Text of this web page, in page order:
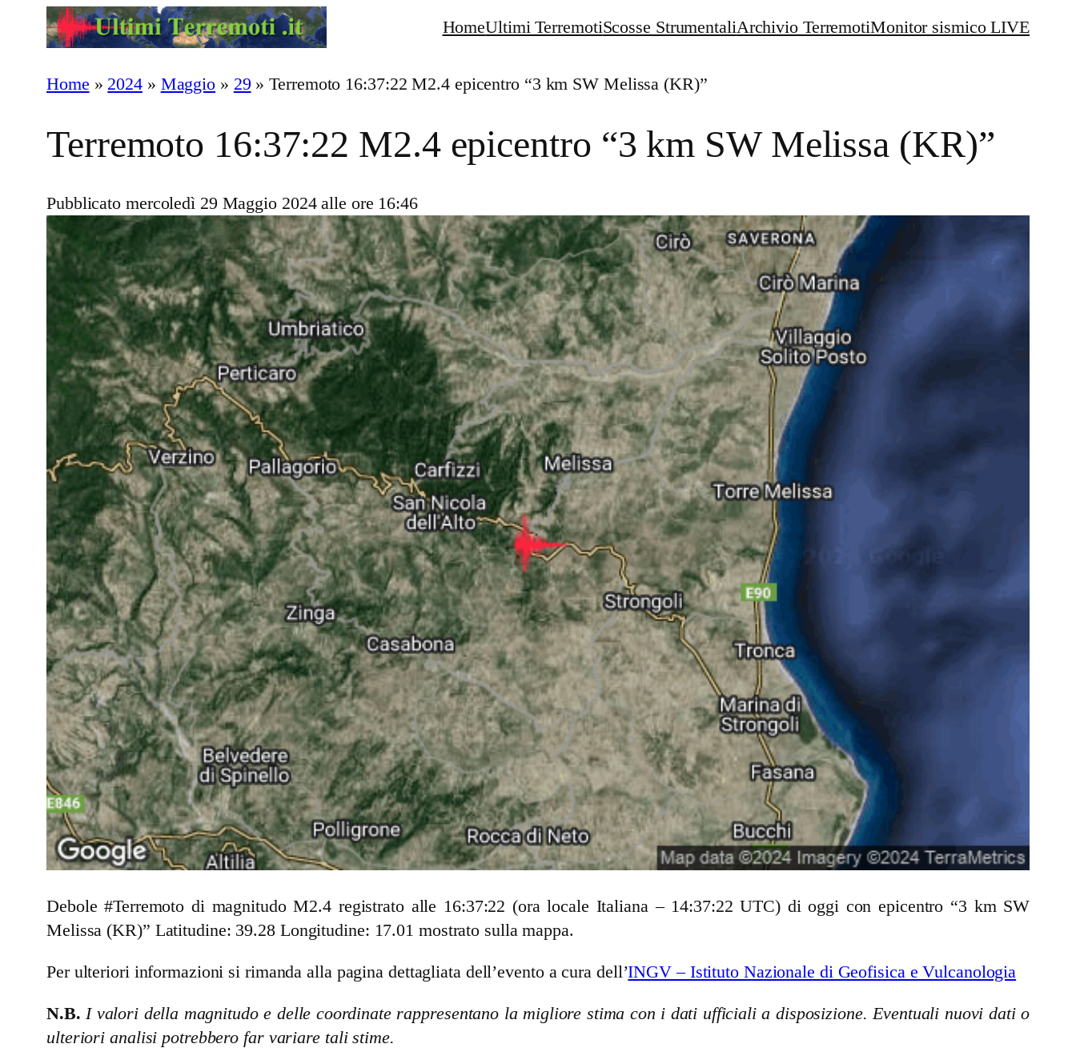
HomeUltimi TerremotiScosse StrumentaliArchivio TerremotiMonitor sismico LIVE
Home » 2024» Maggio » 29 »Terremoto 16:37:22 M2.4 epicentro “3 km SW Melissa (KR)”
Terremoto 16:37:22 M2.4 epicentro “3 km SW Melissa (KR)”
Pubblicato mercoledì 29 Maggio 2024 alle ore 16:46
Debole #Terremoto di magnitudo M2.4 registrato alle 16:37:22 (ora locale Italiana – 14:37:22 UTC) di oggi con epicentro “3 km SW
Melissa (KR)” Latitudine: 39.28 Longitudine: 17.01 mostrato sulla mappa.
Per ulteriori informazioni si rimanda alla pagina dettagliata dell’evento a cura dell’INGV – Istituto Nazionale di Geofisica e Vulcanologia
N.B. I valori della magnitudo e delle coordinate rappresentano la migliore stima con i dati ufficiali a disposizione. Eventuali nuovi dati o
ulteriori analisi potrebbero far variare tali stime.